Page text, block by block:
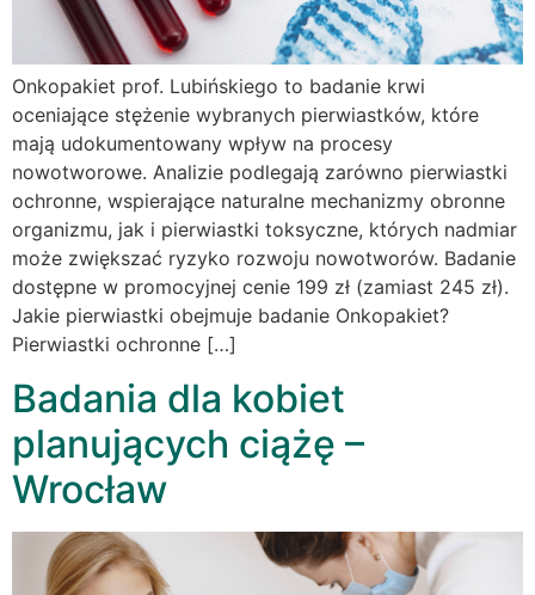
Onkopakiet prof. Lubińskiego to badanie krwi
oceniające stężenie wybranych pierwiastków, które
mają udokumentowany wpływ na procesy
nowotworowe. Analizie podlegają zarówno pierwiastki
ochronne, wspierające naturalne mechanizmy obronne
organizmu, jak i pierwiastki toksyczne, których nadmiar
może zwiększać ryzyko rozwoju nowotworów. Badanie
dostępne w promocyjnej cenie 199 zł (zamiast 245 zł).
Jakie pierwiastki obejmuje badanie Onkopakiet?
Pierwiastki ochronne […]
Badania dla kobiet
planujących ciążę –
Wrocław